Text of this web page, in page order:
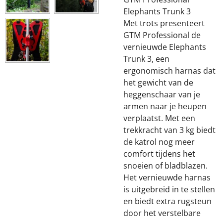
Elephants Trunk 3
Met trots presenteert
GTM Professional de
vernieuwde Elephants
Trunk 3, een
ergonomisch harnas dat
het gewicht van de
heggenschaar van je
armen naar je heupen
verplaatst. Met een
trekkracht van 3 kg biedt
de katrol nog meer
comfort tijdens het
snoeien of bladblazen.
Het vernieuwde harnas
is uitgebreid in te stellen
en biedt extra rugsteun
door het verstelbare